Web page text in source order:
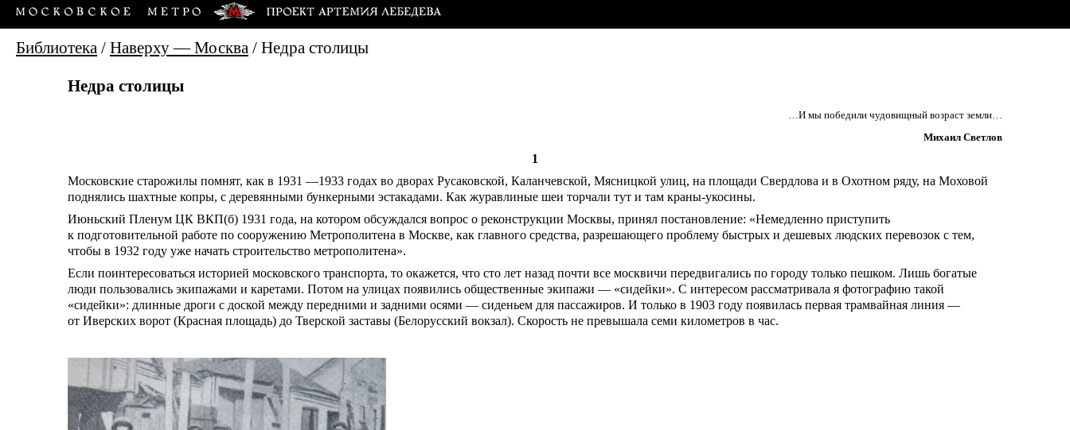
Библиотека / Наверху — Москва / Недра столицы
Недра столицы
…И мы победили чудовищный возраст земли…
Михаил Светлов
1
Московские старожилы помнят, как в 1931 —1933 годах во дворах Русаковской, Каланчевской, Мясницкой улиц, на площади Свердлова и в Охотном ряду, на Моховой
поднялись шахтные копры, с деревянными бункерными эстакадами. Как журавлиные шеи торчали тут и там краны-укосины.
Июньский Пленум ЦК ВКП(б) 1931 года, на котором обсуждался вопрос о реконструкции Москвы, принял постановление: «Немедленно приступить
к подготовительной работе по сооружению Метрополитена в Москве, как главного средства, разрешающего проблему быстрых и дешевых людских перевозок с тем,
чтобы в 1932 году уже начать строительство метрополитена».
Если поинтересоваться историей московского транспорта, то окажется, что сто лет назад почти все москвичи передвигались по городу только пешком. Лишь богатые
люди пользовались экипажами и каретами. Потом на улицах появились общественные экипажи — «сидейки». С интересом рассматривала я фотографию такой
«сидейки»: длинные дроги с доской между передними и задними осями — сиденьем для пассажиров. И только в 1903 году появилась первая трамвайная линия —
от Иверских ворот (Красная площадь) до Тверской заставы (Белорусский вокзал). Скорость не превышала семи километров в час.